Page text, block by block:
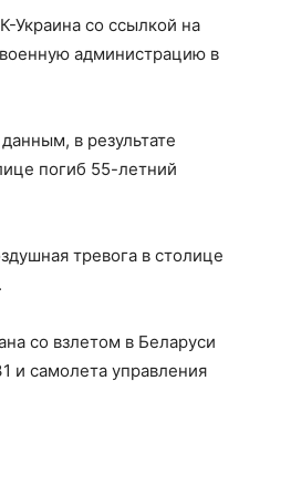
Украина со ссылкой на
администрацию в
в результате
погиб 55-летний
тревога в столице
со взлетом в Беларуси
и самолета управления